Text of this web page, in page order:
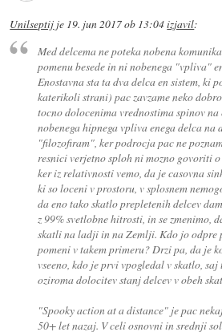
Unilseptij je 19. jun 2017 ob 13:04izjavil:
Med delcema ne poteka nobena
pomenu besede in ni nobenega "vpliva"
Enostavna sta ta dva delca en sistem, ki
katerikoli strani) pac zavzame neko
tocno dolocenima vrednostima spinov
nobenega hipnega vpliva enega delca na
"filozofiram", ker podrocja pac ne
resnici verjetno sploh ni mozno govoriti
ker iz relativnosti vemo, da je casovna
ki so loceni v prostoru, v splosnem
da eno tako skatlo prepletenih delcev
z 99% svetlobne hitrosti, in se zmenimo,
skatli na ladji in na Zemlji. Kdo jo
pomeni v takem primeru? Drzi pa, da je
vseeno, kdo je prvi vpogledal v skatlo,
oziroma dolocitev stanj delcev v obeh
"Spooky action at a distance" je pac
50+ let nazaj. V celi osnovni in srednji